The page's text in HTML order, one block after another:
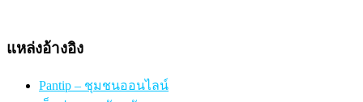
แหล่งอ้างอิง
Pantip – ชุมชนออนไลน์